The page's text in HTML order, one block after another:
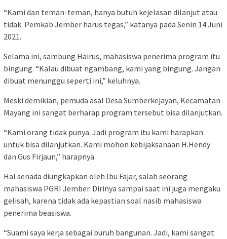
“Kami dan teman-teman, hanya butuh kejelasan dilanjut atau
tidak. Pemkab Jember harus tegas,” katanya pada Senin 14 Juni
2021.
Selama ini, sambung Hairus, mahasiswa penerima program itu
bingung. “Kalau dibuat ngambang, kami yang bingung. Jangan
dibuat menunggu seperti ini,” keluhnya.
Meski demikian, pemuda asal Desa Sumberkejayan, Kecamatan
Mayang ini sangat berharap program tersebut bisa dilanjutkan.
“Kami orang tidak punya. Jadi program itu kami harapkan
untuk bisa dilanjutkan. Kami mohon kebijaksanaan H.Hendy
dan Gus Firjaun,” harapnya.
Hal senada diungkapkan oleh Ibu Fajar, salah seorang
mahasiswa PGRI Jember. Dirinya sampai saat ini juga mengaku
gelisah, karena tidak ada kepastian soal nasib mahasiswa
penerima beasiswa.
“Suami saya kerja sebagai buruh bangunan. Jadi, kami sangat